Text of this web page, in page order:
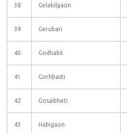
38 Gelabilgaon
39 Gerubari
40 Godhabil
41 Gorhbasti
42 Gosaibheti
43 Habigaon